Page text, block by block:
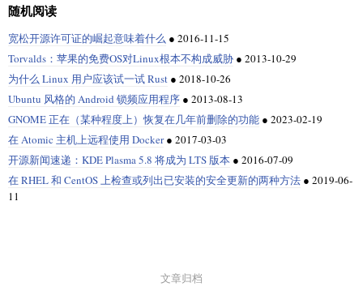
随机阅读
宽松开源许可证的崛起意味着什么 ● 2016-11-15
Torvalds：苹果的免费OS对Linux根本不构成威胁 ● 2013-10-29
为什么 Linux 用户应该试一试 Rust ● 2018-10-26
Ubuntu 风格的 Android 锁频应用程序 ● 2013-08-13
GNOME 正在（某种程度上）恢复在几年前删除的功能 ● 2023-02-19
在 Atomic 主机上远程使用 Docker● 2017-03-03
开源新闻速递：KDE Plasma 5.8 将成为 LTS 版本 ● 2016-07-09
在 RHEL 和 CentOS 上检查或列出已安装的安全更新的两种方法 ● 2019-06-
11
文章归档